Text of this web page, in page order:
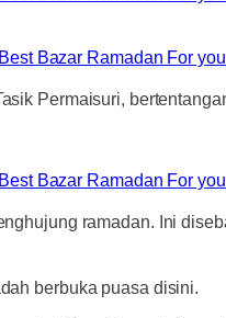
Permaisuri,
ramadan. Ini
berbuka puasa disini.